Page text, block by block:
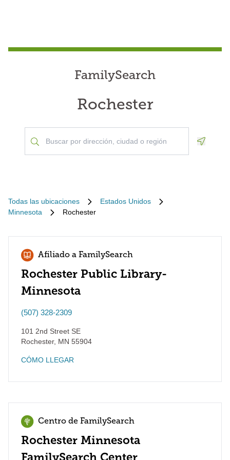
FamilySearch
Rochester
Todas las ubicaciones
Estados Unidos
Minnesota
Rochester
Afiliado a FamilySearch
Rochester Public Library-
Minnesota
(507) 328-2309
101 2nd Street SE
Rochester, MN 55904
CÓMO LLEGAR
Centro de FamilySearch
Rochester Minnesota
FamilySearch Center